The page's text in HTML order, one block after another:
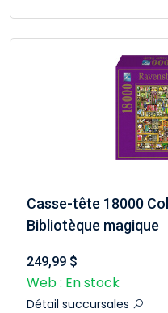
Casse-tête 18000
Bibliotèque magique
249,99 $
Web : En stock
Détail succursales